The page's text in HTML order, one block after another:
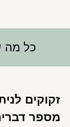
כל מה
זקוקים
מספר